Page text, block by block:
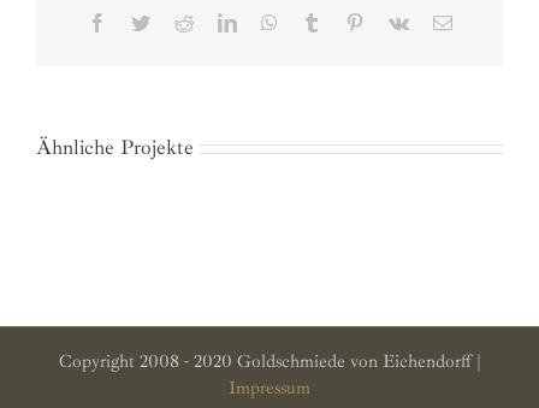
Facebook
TwitterRedditLinkedInWhatsApp
Tumblr Pinterest
Vk
E-
Ähnliche Projekte
Copyright 2008 - 2020 Goldschmiede von Eichendorff |
Impressum